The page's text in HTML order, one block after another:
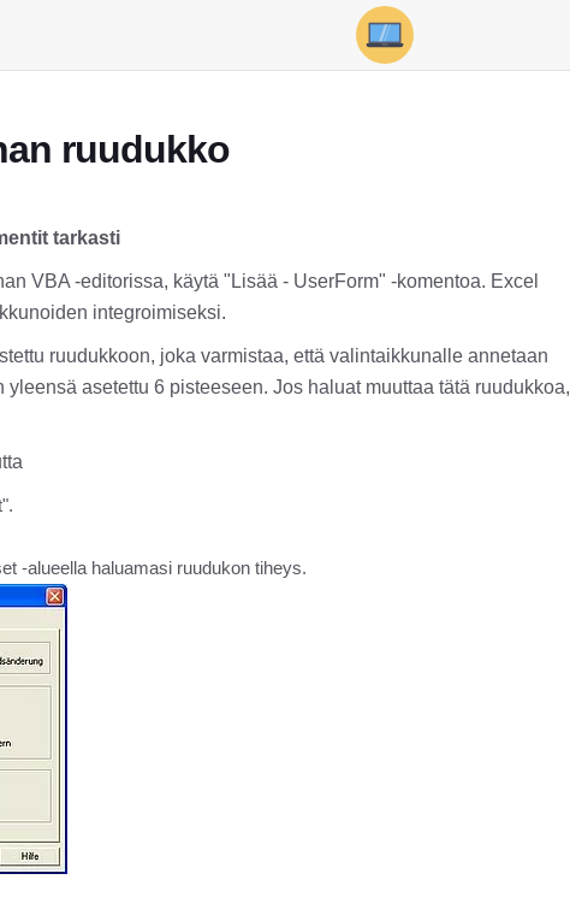
ruudukko
tarkasti
VBA -editorissa, käytä "Lisää - UserForm" -komentoa. Excel
integroimiseksi.
ruudukkoon, joka varmistaa, että valintaikkunalle annetaan
asetettu 6 pisteeseen. Jos haluat muuttaa tätä ruudukkoa,
-alueella haluamasi ruudukon tiheys.